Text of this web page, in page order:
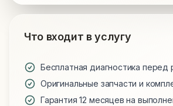
Что входит в услугу
Бесплатная диагностика
Оригинальные запчасти и
Гарантия 12 месяцев на